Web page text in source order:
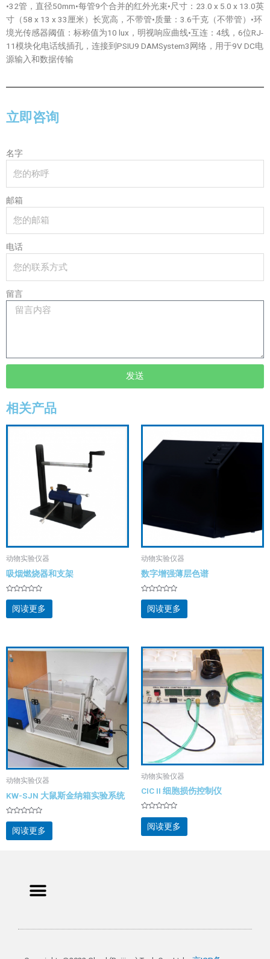
•32管，直径50mm•每管9个合并的红外光束•尺寸：23.0 x 5.0 x 13.0英
寸（58 x 13 x 33厘米）长宽高，不带管•质量：3.6千克（不带管）•环
境光传感器阈值：标称值为10 lux，明视响应曲线•互连：4线，6位RJ-
11模块化电话线插孔，连接到PSIU9 DAMSystem3网络，用于9V DC电
源输入和数据传输
立即咨询
名字
邮箱
电话
留言
发送
相关产品
动物实验仪器
吸烟燃烧器和支架
评
分
&sol;
阅读更多
动物实验仪器
数字增强薄层色谱
评
分
&sol;
阅读更多
动物实验仪器
KW-SJN 大鼠斯金纳箱实验系统
评
分
&sol;
阅读更多
动物实验仪器
CIC II 细胞损伤控制仪
评
分
&sol;
阅读更多
Menu